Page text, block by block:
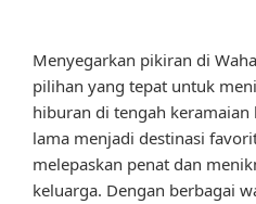
Menyegarkan pikiran di
pilihan yang tepat untuk
hiburan di tengah keramaian
lama menjadi destinasi
melepaskan penat dan
keluarga. Dengan berbagai